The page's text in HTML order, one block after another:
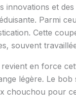
innovations et
Parmi
Cette
souvent
en force
légère. Le
chouchou pour